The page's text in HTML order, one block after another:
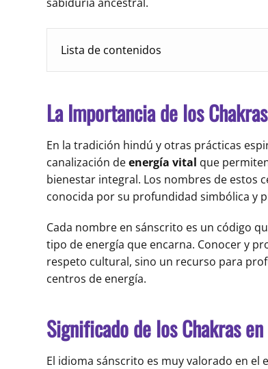
Lista de contenidos
La Importancia de los
En la tradición hindú y otras prácticas
canalización deenergía vital que
bienestar integral. Los nombres de estos
conocida por su profundidad simbólica y
Cada nombre en sánscrito es un código
tipo de energía que encarna. Conocer y
respeto cultural, sino un recurso para
centros de energía.
Significado de los Chakras
El idioma sánscrito es muy valorado en el